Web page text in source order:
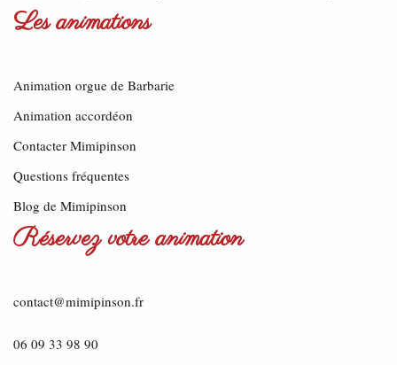
Les animations
Animation orgue de Barbarie
Animation accordéon
Contacter Mimipinson
Questions fréquentes
Blog de Mimipinson
Réservez votre animation
contact@mimipinson.fr
06 09 33 98 90